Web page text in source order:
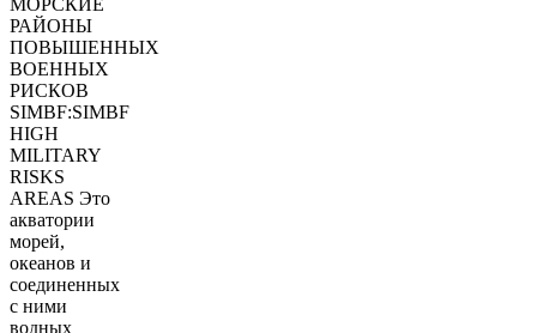
МОРСКИЕ
РАЙОНЫ
ПОВЫШЕННЫХ
ВОЕННЫХ
РИСКОВ
SIMBF:SIMBF
HIGH
MILITARY
RISKS
AREAS Это
акватории
морей,
океанов и
соединенных
с ними
водных